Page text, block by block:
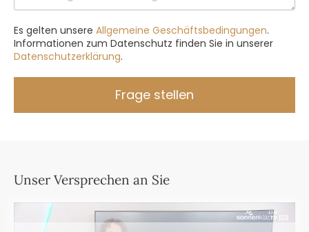
Es gelten unsere Allgemeine Geschäftsbedingungen.
Informationen zum Datenschutz finden Sie in unserer
Datenschutzerklärung.
Frage stellen
Unser Versprechen an Sie